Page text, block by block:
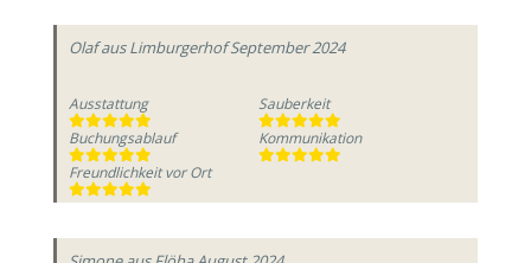
Olafaus Limburgerhof September 2024
Ausstattung
Sauberkeit
Buchungsablauf
Kommunikation
Freundlichkeit vor Ort